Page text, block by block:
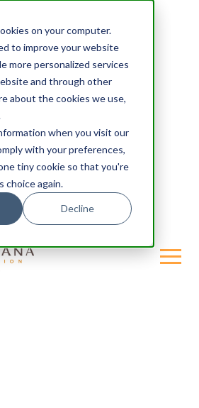
on your computer.
to improve your website
more personalized services
and through other
about the cookies we use,
when you visit our
with your preferences,
tiny cookie so that you're
choice again.
Decline